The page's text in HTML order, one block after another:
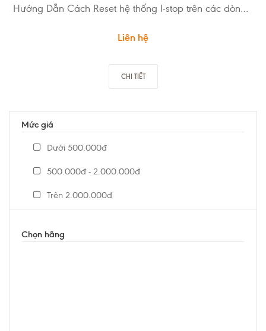
Liên hệ
CHI TIẾT
Mức giá
Dưới 500.000đ
500.000đ - 2.000.000đ
Trên 2.000.000đ
Chọn hãng